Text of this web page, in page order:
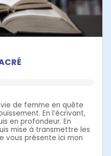
de femme en quête
En l’écrivant,
en profondeur. En
mise à transmettre les
vous présente ici mon